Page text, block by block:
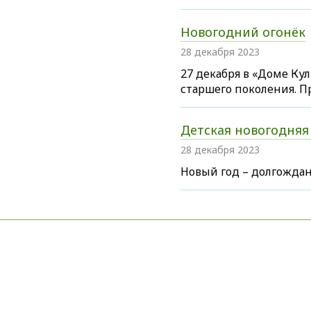
Новогодний огонёк
28 декабря 2023
27 декабря в «Доме
старшего поколения.
Детская
28 декабря 2023
Новый год –